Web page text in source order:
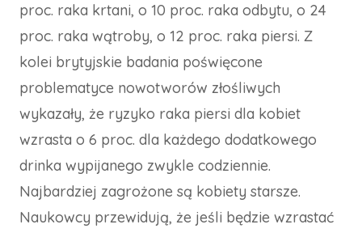
proc. raka krtani, o 10 proc. raka odbytu, o 24
proc. raka wątroby, o 12 proc. raka piersi. Z
kolei brytyjskie badania poświęcone
problematyce nowotworów złośliwych
wykazały, że ryzyko raka piersi dla kobiet
wzrasta o 6 proc. dla każdego dodatkowego
drinka wypijanego zwykle codziennie.
Najbardziej zagrożone są kobiety starsze.
Naukowcy przewidują, że jeśli będzie wzrastać